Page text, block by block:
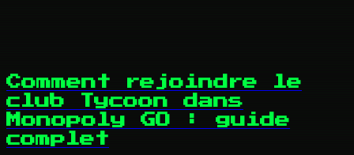
Comment rejoindre le
club Tycoon dans
Monopoly GO : guide
complet